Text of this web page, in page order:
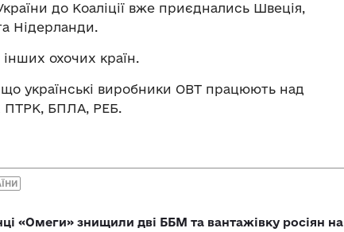
до Коаліції вже приєднались Швеція,
Нідерланди.
інших охочих країн.
що українські виробники ОВТ працюють над
ПТРК, БПЛА, РЕБ.
«Омеги» знищили дві ББМ та вантажівку росіян на